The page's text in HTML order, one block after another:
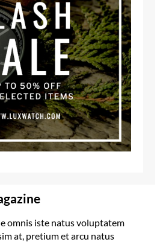
omnis iste natus voluptatem
at, pretium et arcu natus